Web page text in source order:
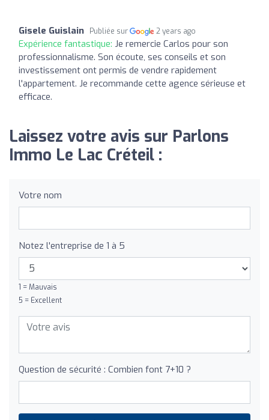
Gisele Guislain Publiée sur 2 years ago
Expérience fantastique: Je remercie Carlos pour son
professionnalisme. Son écoute, ses conseils et son
investissement ont permis de vendre rapidement
l'appartement. Je recommande cette agence sérieuse et
efficace.
Laissez votre avis sur Parlons
Immo Le Lac Créteil :
Votre nom
Notez l'entreprise de 1 à 5
1 = Mauvais
5 = Excellent
Question de sécurité : Combien font 7+10 ?